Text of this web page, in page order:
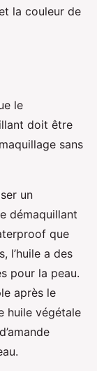
la couleur de
le
doit être
sans
un
démaquillant
que
l’huile a des
pour la peau.
après le
huile végétale